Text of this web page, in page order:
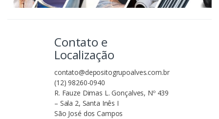
Contato e
Localização
contato@depositogrupoalves.com.br
(12) 98260-0940
R. Fauze Dimas L. Gonçalves, Nº 439
– Sala 2, Santa Inês I
São José dos Campos